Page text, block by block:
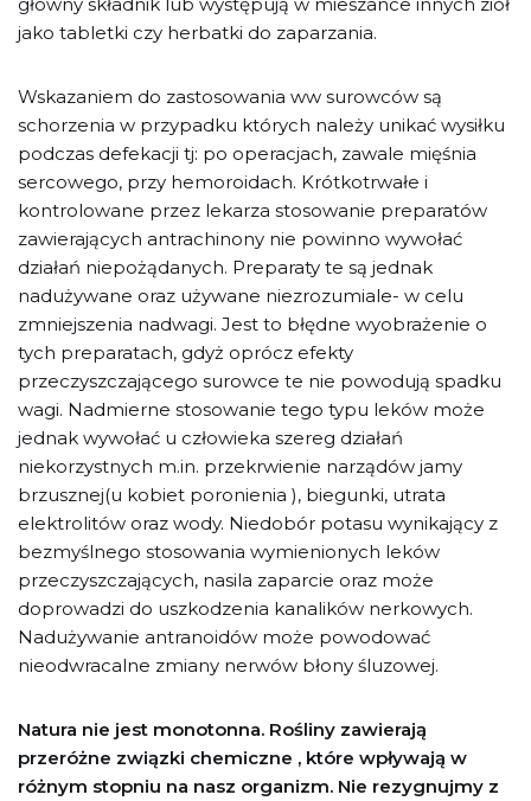
jako tabletki czy herbatki do zaparzania.
Wskazaniem do zastosowania ww surowców są
schorzenia w przypadku których należy unikać wysiłku
podczas defekacji tj: po operacjach, zawale mięśnia
sercowego, przy hemoroidach. Krótkotrwałe i
kontrolowane przez lekarza stosowanie preparatów
zawierających antrachinony nie powinno wywołać
działań niepożądanych. Preparaty te są jednak
nadużywane oraz używane niezrozumiale- w celu
zmniejszenia nadwagi. Jest to błędne wyobrażenie o
tych preparatach, gdyż oprócz efekty
przeczyszczającego surowce te nie powodują spadku
wagi. Nadmierne stosowanie tego typu leków może
jednak wywołać u człowieka szereg działań
niekorzystnych m.in. przekrwienie narządów jamy
brzusznej(u kobiet poronienia ), biegunki, utrata
elektrolitów oraz wody. Niedobór potasu wynikający z
bezmyślnego stosowania wymienionych leków
przeczyszczających, nasila zaparcie oraz może
doprowadzi do uszkodzenia kanalików nerkowych.
Nadużywanie antranoidów może powodować
nieodwracalne zmiany nerwów błony śluzowej.
Natura nie jest monotonna. Rośliny zawierają
przeróżne związki chemiczne , które wpływają w
różnym stopniu na nasz organizm. Nie rezygnujmy z